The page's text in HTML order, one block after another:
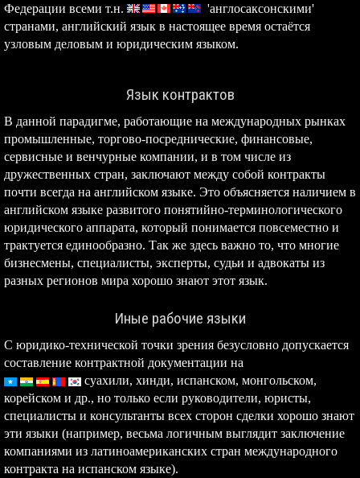
Федерации всеми т.н.
'англосаксонскими'
странами, английский язык в настоящее время остаётся
узловым деловым и юридическим языком.
Язык контрактов
В данной парадигме, работающие на международных рынках
промышленные, торгово-посреднические, финансовые,
сервисные и венчурные компании, и в том числе из
дружественных стран, заключают между собой контракты
почти всегда на английском языке. Это объясняется наличием в
английском языке развитого понятийно-терминологического
юридического аппарата, который понимается повсеместно и
трактуется единообразно. Так же здесь важно то, что многие
бизнесмены, специалисты, эксперты, судьи и адвокаты из
разных регионов мира хорошо знают этот язык.
Иные рабочие языки
С юридико-технической точки зрения безусловно допускается
составление контрактной документации на
суахили, хинди, испанском, монгольском,
корейском и др., но только если руководители, юристы,
специалисты и консультанты всех сторон сделки хорошо знают
эти языки (например, весьма логичным выглядит заключение
компаниями из латиноамериканских стран международного
контракта на испанском языке).